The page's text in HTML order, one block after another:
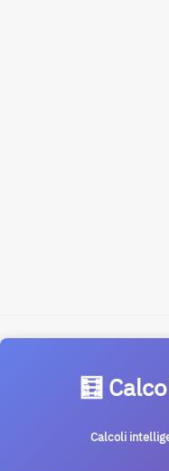
🧮
Calcoli